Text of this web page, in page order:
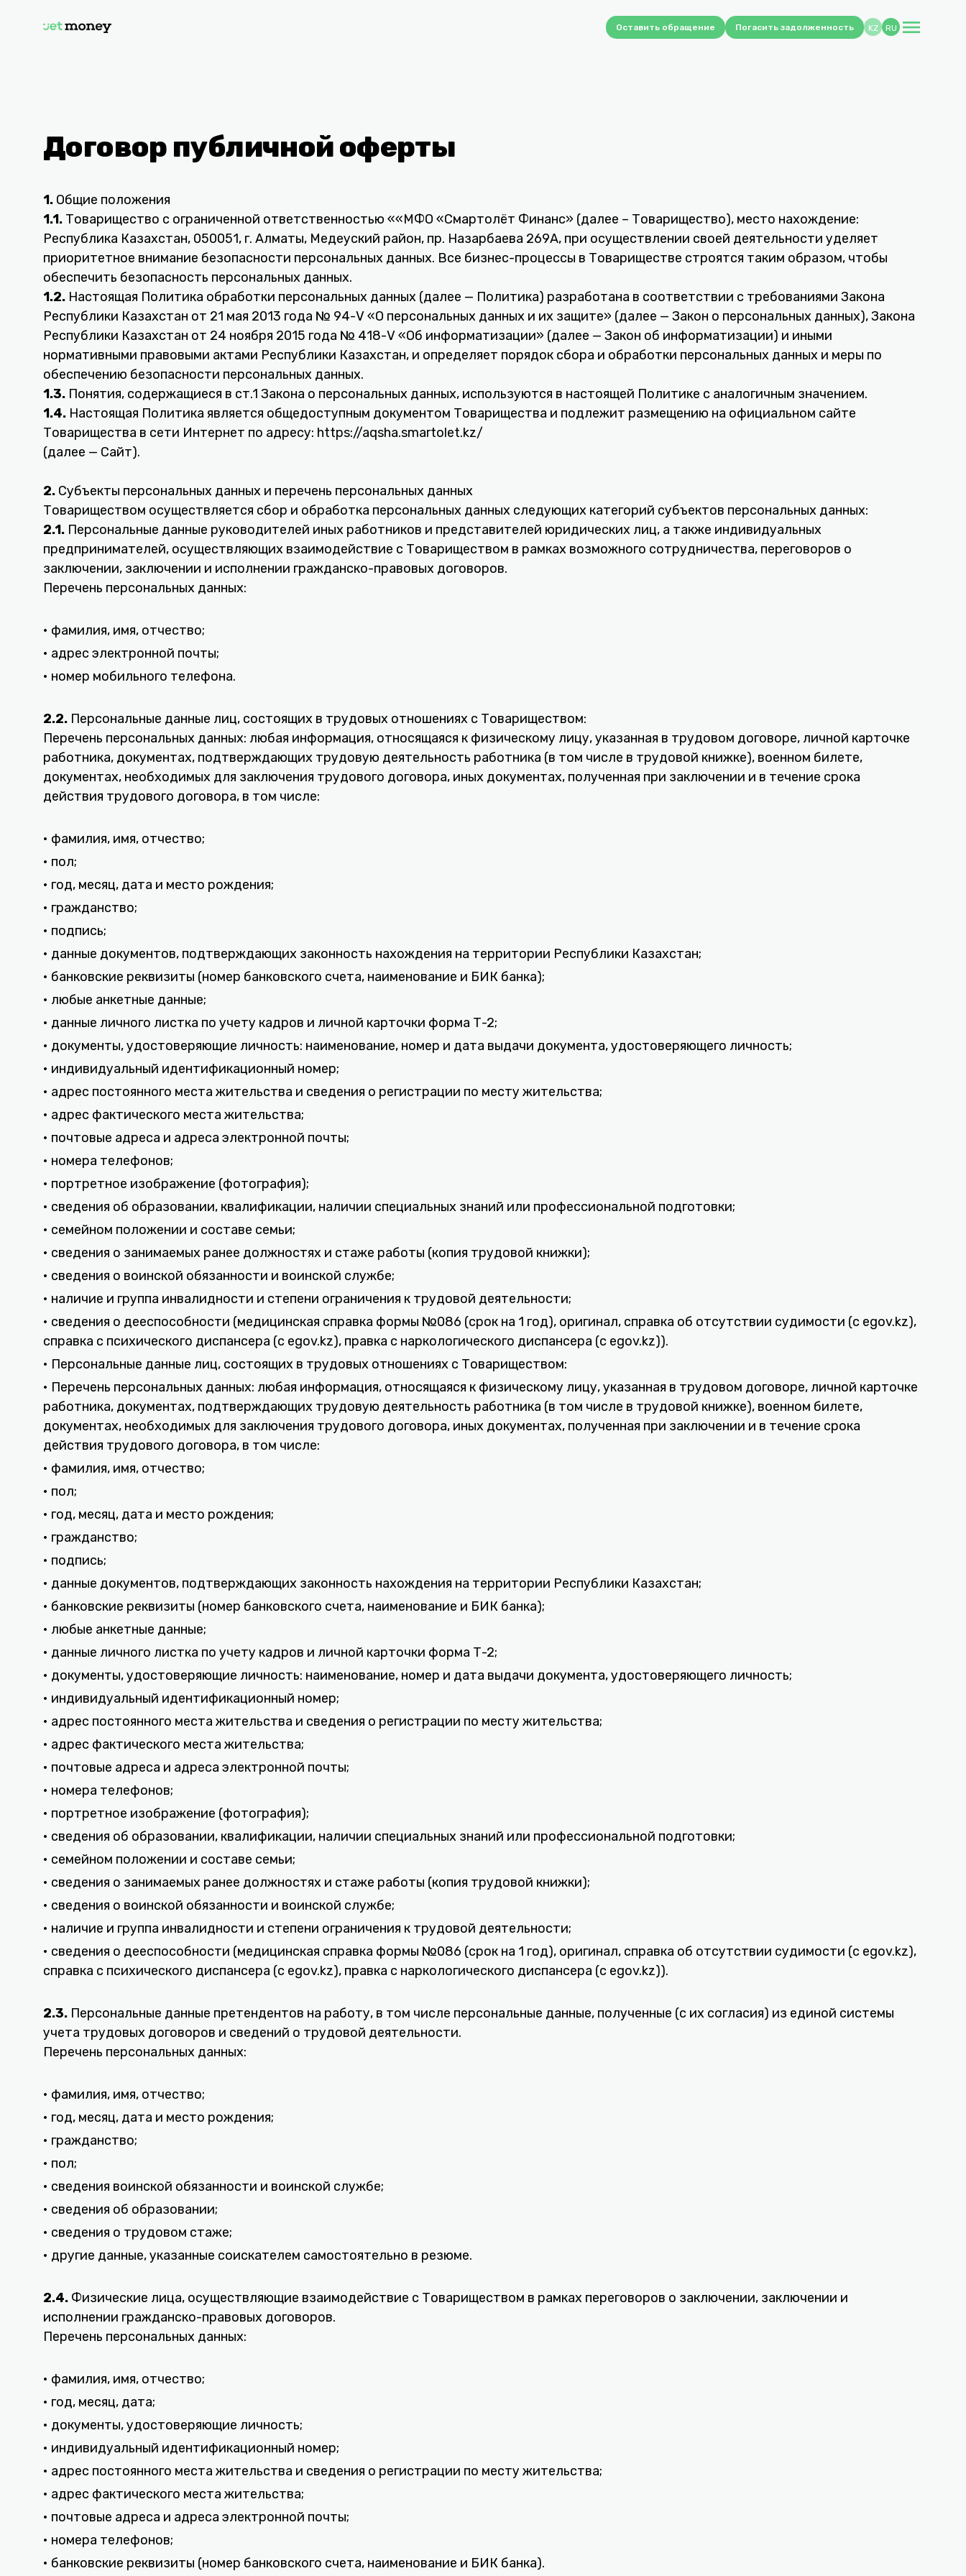
Оставить обращение Погасить задолженность KZ RU menu
Договор публичной оферты
1. Общие положения
1.1. Товарищество с ограниченной ответственностью ««МФО «Смартолёт Финанс» (далее – Товарищество), место нахождение:
Республика Казахстан, 050051, г. Алматы, Медеуский район, пр. Назарбаева 269А, при осуществлении своей деятельности уделяет
приоритетное внимание безопасности персональных данных. Все бизнес-процессы в Товариществе строятся таким образом, чтобы
обеспечить безопасность персональных данных.
1.2. Настоящая Политика обработки персональных данных (далее — Политика) разработана в соответствии с требованиями Закона
Республики Казахстан от 21 мая 2013 года № 94-V «О персональных данных и их защите» (далее — Закон о персональных данных), Закона
Республики Казахстан от 24 ноября 2015 года № 418-V «Об информатизации» (далее — Закон об информатизации) и иными
нормативными правовыми актами Республики Казахстан, и определяет порядок сбора и обработки персональных данных и меры по
обеспечению безопасности персональных данных.
1.3. Понятия, содержащиеся в ст.1 Закона о персональных данных, используются в настоящей Политике с аналогичным значением.
1.4. Настоящая Политика является общедоступным документом Товарищества и подлежит размещению на официальном сайте
Товарищества в сети Интернет по адресу: https://aqsha.smartolet.kz/
(далее — Сайт).
2. Субъекты персональных данных и перечень персональных данных
Товариществом осуществляется сбор и обработка персональных данных следующих категорий субъектов персональных данных:
2.1. Персональные данные руководителей иных работников и представителей юридических лиц, а также индивидуальных
предпринимателей, осуществляющих взаимодействие с Товариществом в рамках возможного сотрудничества, переговоров о
заключении, заключении и исполнении гражданско-правовых договоров.
Перечень персональных данных:
• фамилия, имя, отчество;
• адрес электронной почты;
• номер мобильного телефона.
2.2. Персональные данные лиц, состоящих в трудовых отношениях с Товариществом:
Перечень персональных данных: любая информация, относящаяся к физическому лицу, указанная в трудовом договоре, личной карточке
работника, документах, подтверждающих трудовую деятельность работника (в том числе в трудовой книжке), военном билете,
документах, необходимых для заключения трудового договора, иных документах, полученная при заключении и в течение срока
действия трудового договора, в том числе:
• фамилия, имя, отчество;
• пол;
• год, месяц, дата и место рождения;
• гражданство;
• подпись;
• данные документов, подтверждающих законность нахождения на территории Республики Казахстан;
• банковские реквизиты (номер банковского счета, наименование и БИК банка);
• любые анкетные данные;
• данные личного листка по учету кадров и личной карточки форма Т-2;
• документы, удостоверяющие личность: наименование, номер и дата выдачи документа, удостоверяющего личность;
• индивидуальный идентификационный номер;
• адрес постоянного места жительства и сведения о регистрации по месту жительства;
• адрес фактического места жительства;
• почтовые адреса и адреса электронной почты;
• номера телефонов;
• портретное изображение (фотография);
• сведения об образовании, квалификации, наличии специальных знаний или профессиональной подготовки;
• семейном положении и составе семьи;
• сведения о занимаемых ранее должностях и стаже работы (копия трудовой книжки);
• сведения о воинской обязанности и воинской службе;
• наличие и группа инвалидности и степени ограничения к трудовой деятельности;
• сведения о дееспособности (медицинская справка формы №086 (срок на 1 год), оригинал, справка об отсутствии судимости (с egov.kz),
справка с психического диспансера (с egov.kz), правка с наркологического диспансера (с egov.kz)).
• Персональные данные лиц, состоящих в трудовых отношениях с Товариществом:
• Перечень персональных данных: любая информация, относящаяся к физическому лицу, указанная в трудовом договоре, личной карточке
работника, документах, подтверждающих трудовую деятельность работника (в том числе в трудовой книжке), военном билете,
документах, необходимых для заключения трудового договора, иных документах, полученная при заключении и в течение срока
действия трудового договора, в том числе:
• фамилия, имя, отчество;
• пол;
• год, месяц, дата и место рождения;
• гражданство;
• подпись;
• данные документов, подтверждающих законность нахождения на территории Республики Казахстан;
• банковские реквизиты (номер банковского счета, наименование и БИК банка);
• любые анкетные данные;
• данные личного листка по учету кадров и личной карточки форма Т-2;
• документы, удостоверяющие личность: наименование, номер и дата выдачи документа, удостоверяющего личность;
• индивидуальный идентификационный номер;
• адрес постоянного места жительства и сведения о регистрации по месту жительства;
• адрес фактического места жительства;
• почтовые адреса и адреса электронной почты;
• номера телефонов;
• портретное изображение (фотография);
• сведения об образовании, квалификации, наличии специальных знаний или профессиональной подготовки;
• семейном положении и составе семьи;
• сведения о занимаемых ранее должностях и стаже работы (копия трудовой книжки);
• сведения о воинской обязанности и воинской службе;
• наличие и группа инвалидности и степени ограничения к трудовой деятельности;
• сведения о дееспособности (медицинская справка формы №086 (срок на 1 год), оригинал, справка об отсутствии судимости (с egov.kz),
справка с психического диспансера (с egov.kz), правка с наркологического диспансера (с egov.kz)).
2.3. Персональные данные претендентов на работу, в том числе персональные данные, полученные (с их согласия) из единой системы
учета трудовых договоров и сведений о трудовой деятельности.
Перечень персональных данных:
• фамилия, имя, отчество;
• год, месяц, дата и место рождения;
• гражданство;
• пол;
• сведения воинской обязанности и воинской службе;
• сведения об образовании;
• сведения о трудовом стаже;
• другие данные, указанные соискателем самостоятельно в резюме.
2.4. Физические лица, осуществляющие взаимодействие с Товариществом в рамках переговоров о заключении, заключении и
исполнении гражданско-правовых договоров.
Перечень персональных данных:
• фамилия, имя, отчество;
• год, месяц, дата;
• документы, удостоверяющие личность;
• индивидуальный идентификационный номер;
• адрес постоянного места жительства и сведения о регистрации по месту жительства;
• адрес фактического места жительства;
• почтовые адреса и адреса электронной почты;
• номера телефонов;
• банковские реквизиты (номер банковского счета, наименование и БИК банка).